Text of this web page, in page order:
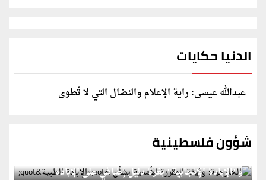
الدنيا حكايات
عبدالله عيسى: راية الإعلام والنضال التي لا تُطوى
شؤون فلسطينية
الخارجية: وثيقة المقررة الأممية بشأن "الإبادة الطبية"
و"الإبادة الإنجابية" بغزة دليل إضافي على الإبادة